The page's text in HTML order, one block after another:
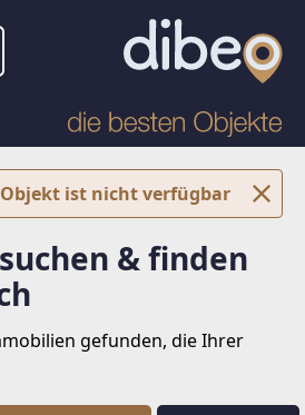
ist nicht verfügbar
& finden
gefunden, die Ihrer